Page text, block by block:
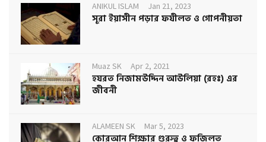
ANIKUL ISLAM Jan 21, 2023
সূরা ইয়াসীন পড়ার ফযীলত ও গোপনীয়তা
Muaz SK Apr 2, 2021
হযরত নিজামউদ্দিন আউলিয়া (রহঃ) এর
জীবনী
ALAMEEN SK Mar 5, 2023
কোরআন শিক্ষার গুরুত্ব ও ফজিলত